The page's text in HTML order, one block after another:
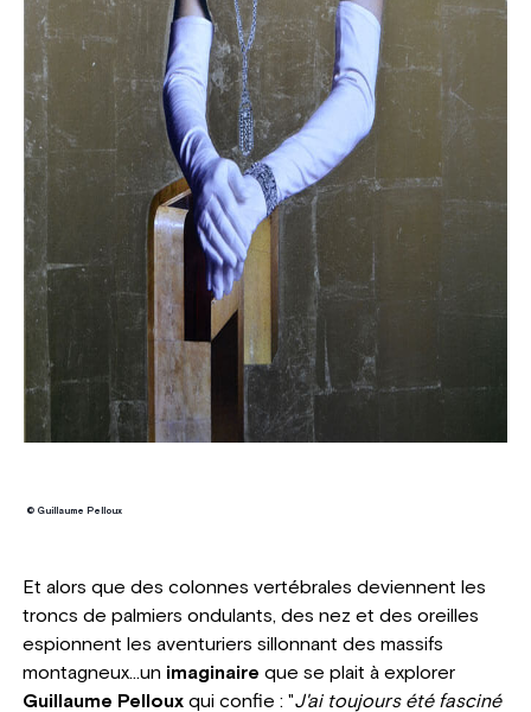
© Guillaume Pelloux
Et alors que des colonnes vertébrales deviennent les
troncs de palmiers ondulants, des nez et des oreilles
espionnent les aventuriers sillonnant des massifs
montagneux...un imaginaire que se plait à explorer
Guillaume Pellouxqui confie : "J'ai toujours été fasciné